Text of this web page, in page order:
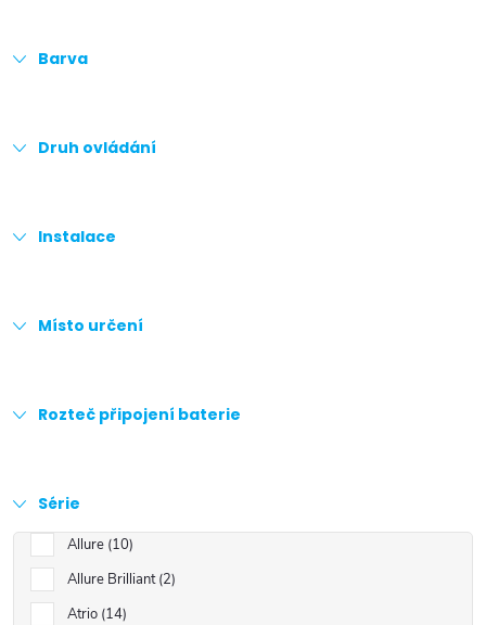
Barva
Druh ovládání
Instalace
Místo určení
Rozteč připojení baterie
Série
Allure 10
Allure Brilliant 2
Atrio 14